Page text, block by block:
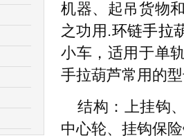
机器、起吊货物
之功用.环链手拉
小车，适用于单
手拉葫芦常用的
结构：上挂钩
中心轮、挂钩保